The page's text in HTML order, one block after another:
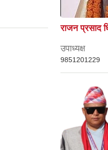
राजन प्रसाद
उपाध्यक्ष
9851201229